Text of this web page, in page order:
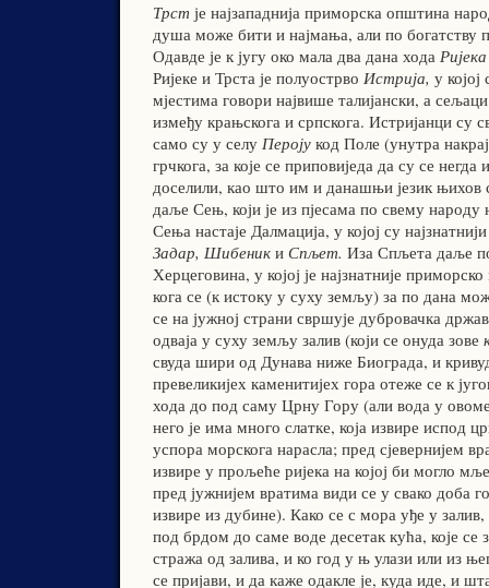
Трст је најзападнија приморска општина
душа може бити и најмања, али по богатству
Одавде је к југу око мала два дана хода
Ријеке и Трста је полуострво Истрија, у
мјестима говори највише талијански, а
између крањскога и српскога. Истријанци су
само су у селу Пероју код Поле (унутра
грчкога, за које се приповиједа да су се
доселили, као што им и данашњи језик њихов
даље Сењ, који је из пјесама по свему
Сења настаје Далмација, у којој су
Задар, Шибеник и Спљет. Иза Спљета даље
Херцеговина, у којој је најзнатније
кога се (к истоку у суху земљу) за по дана
се на јужној страни свршује дубровачка
одваја у суху земљу залив (који се онуда зове
свуда шири од Дунава ниже Биограда, и
превеликијех каменитијех гора отеже се к
хода до под саму Црну Гору (али вода у
него је има много слатке, која извире испод
успора морскога нарасла; пред сјевернијем
извире у прољеће ријека на којој би могло
пред јужнијем вратима види се у свако доба
извире из дубине). Како се с мора уђе у
под брдом до саме воде десетак кућа, које се
стража од залива, и ко год у њ улази или из
се пријави, и да каже одакле је, куда иде, и